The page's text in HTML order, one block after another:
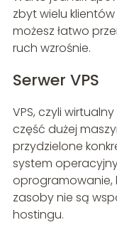
zbyt wielu
możesz łatwo
ruch wzrośnie.
Serwer VPS
VPS, czyli
część dużej
przydzielone
system
oprogramowanie,
zasoby nie są
hostingu.